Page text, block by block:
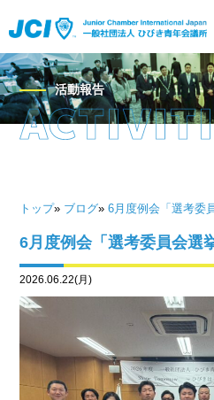
活動報告
トップ» ブログ» 6月度例会「選考委
6月度例会「選考委員会選
2026.06.22(月)